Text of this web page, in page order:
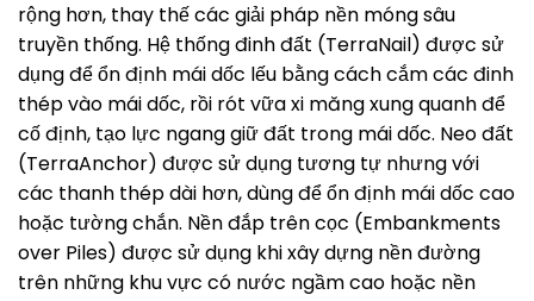
rộng hơn, thay thế các giải pháp nền móng sâu
truyền thống. Hệ thống đinh đất (TerraNail) được sử
dụng để ổn định mái dốc lếu bằng cách cắm các đinh
thép vào mái dốc, rồi rót vữa xi măng xung quanh để
cố định, tạo lực ngang giữ đất trong mái dốc. Neo đất
(TerraAnchor) được sử dụng tương tự nhưng với
các thanh thép dài hơn, dùng để ổn định mái dốc cao
hoặc tường chắn. Nền đắp trên cọc (Embankments
over Piles) được sử dụng khi xây dựng nền đường
trên những khu vực có nước ngầm cao hoặc nền